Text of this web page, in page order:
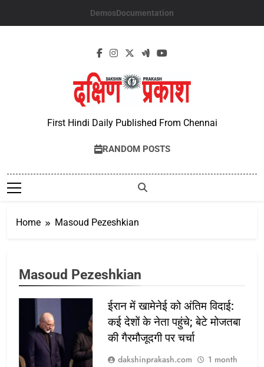
DemosDocumentation
First Hindi Daily Published From Chennai
RANDOM POSTS
Home Masoud Pezeshkian
Masoud Pezeshkian
ईरान में खामेनेई को अंतिम विदाई:
कई देशों के नेता पहुंचे; बेटे मोजतबा
की गैरमौजूदगी पर चर्चा
dakshinprakash.com
1 month